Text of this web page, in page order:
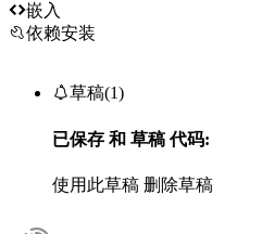
嵌入
依赖安装
草稿(1)
已保存 和 草稿代码:
使用此草稿 删除草稿